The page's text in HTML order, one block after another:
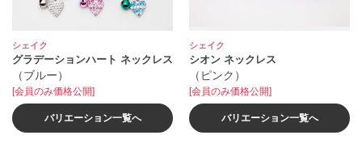
シェイク
グラデーションハート ネックレス
（ブルー）
[会員のみ価格公開]
バリエーション一覧へ
シェイク
シオン ネックレス
（ピンク）
[会員のみ価格公開]
バリエーション一覧へ